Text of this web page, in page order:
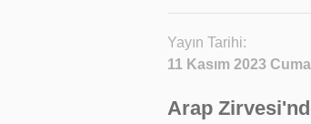
Yayın Tarihi:
11 Kasım 2023
Arap